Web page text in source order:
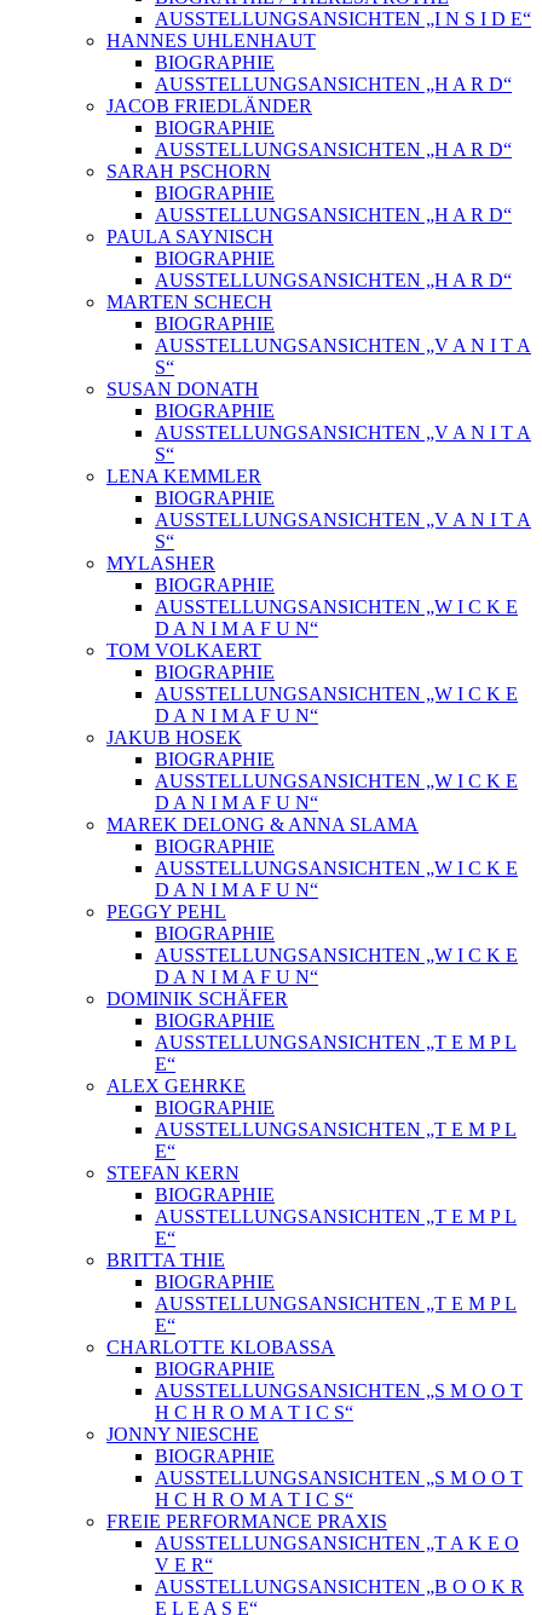
AUSSTELLUNGSANSICHTEN „I N S I D E“
HANNES UHLENHAUT
BIOGRAPHIE
AUSSTELLUNGSANSICHTEN „H A R D“
JACOB FRIEDLÄNDER
BIOGRAPHIE
AUSSTELLUNGSANSICHTEN „H A R D“
SARAH PSCHORN
BIOGRAPHIE
AUSSTELLUNGSANSICHTEN „H A R D“
PAULA SAYNISCH
BIOGRAPHIE
AUSSTELLUNGSANSICHTEN „H A R D“
MARTEN SCHECH
BIOGRAPHIE
AUSSTELLUNGSANSICHTEN „V A N I T A
S“
SUSAN DONATH
BIOGRAPHIE
AUSSTELLUNGSANSICHTEN „V A N I T A
S“
LENA KEMMLER
BIOGRAPHIE
AUSSTELLUNGSANSICHTEN „V A N I T A
S“
MYLASHER
BIOGRAPHIE
AUSSTELLUNGSANSICHTEN „W I C K E
D A N I M A F U N“
TOM VOLKAERT
BIOGRAPHIE
AUSSTELLUNGSANSICHTEN „W I C K E
D A N I M A F U N“
JAKUB HOSEK
BIOGRAPHIE
AUSSTELLUNGSANSICHTEN „W I C K E
D A N I M A F U N“
MAREK DELONG & ANNA SLAMA
BIOGRAPHIE
AUSSTELLUNGSANSICHTEN „W I C K E
D A N I M A F U N“
PEGGY PEHL
BIOGRAPHIE
AUSSTELLUNGSANSICHTEN „W I C K E
D A N I M A F U N“
DOMINIK SCHÄFER
BIOGRAPHIE
AUSSTELLUNGSANSICHTEN „T E M P L
E“
ALEX GEHRKE
BIOGRAPHIE
AUSSTELLUNGSANSICHTEN „T E M P L
E“
STEFAN KERN
BIOGRAPHIE
AUSSTELLUNGSANSICHTEN „T E M P L
E“
BRITTA THIE
BIOGRAPHIE
AUSSTELLUNGSANSICHTEN „T E M P L
E“
CHARLOTTE KLOBASSA
BIOGRAPHIE
AUSSTELLUNGSANSICHTEN „S M O O T
H C H R O M A T I C S“
JONNY NIESCHE
BIOGRAPHIE
AUSSTELLUNGSANSICHTEN „S M O O T
H C H R O M A T I C S“
FREIE PERFORMANCE PRAXIS
AUSSTELLUNGSANSICHTEN „T A K E O
V E R“
AUSSTELLUNGSANSICHTEN „B O O K R
E L E A S E“